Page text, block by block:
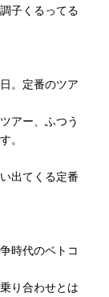
子くるってる
。定番のツア
アー、ふつう
。
出てくる定番
時代のベトコ
り合わせとは